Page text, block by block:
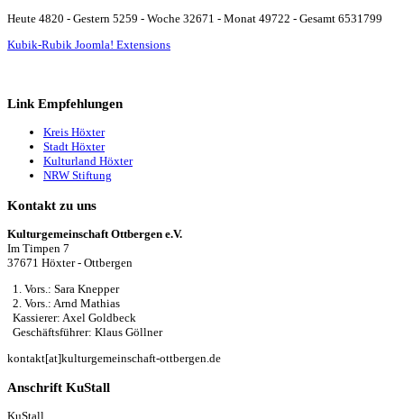
Heute 4820 - Gestern 5259 - Woche 32671 - Monat 49722 - Gesamt 6531799
Kubik-Rubik Joomla! Extensions
Link Empfehlungen
Kreis Höxter
Stadt Höxter
Kulturland Höxter
NRW Stiftung
Kontakt zu uns
Kulturgemeinschaft Ottbergen e.V.
Im Timpen 7
37671 Höxter - Ottbergen
1. Vors.: Sara Knepper
2. Vors.: Arnd Mathias
Kassierer: Axel Goldbeck
Geschäftsführer: Klaus Göllner
kontakt[at]kulturgemeinschaft-ottbergen.de
Anschrift KuStall
KuStall